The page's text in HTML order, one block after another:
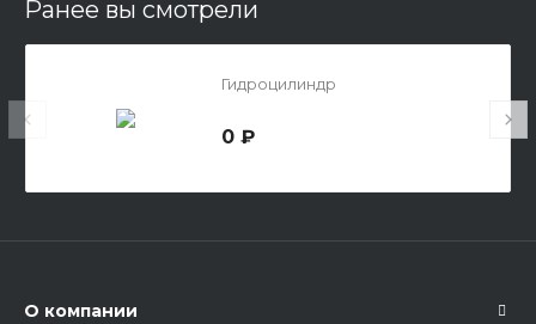
Ранее вы смотрели
Гидроцилиндр
0 ₽
О компании